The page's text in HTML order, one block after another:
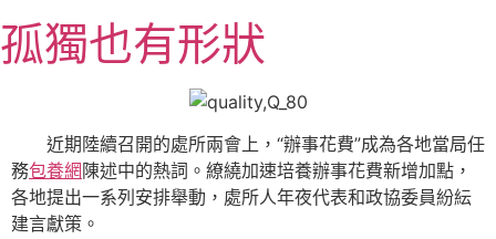
至
主
孤獨也有形狀
近期陸續召開的處所兩會上，“辦事花費”成為各地當局任
務包養網 陳述中的熱詞。繚繞加速培養辦事花費新增加點，
各地提出一系列安排舉動，處所人年夜代表和政協委員紛紜
建言獻策。